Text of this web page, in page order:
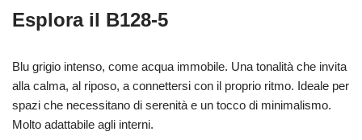
Esplora il B128-5
Blu grigio intenso, come acqua immobile. Una tonalità che invita
alla calma, al riposo, a connettersi con il proprio ritmo. Ideale per
spazi che necessitano di serenità e un tocco di minimalismo.
Molto adattabile agli interni.